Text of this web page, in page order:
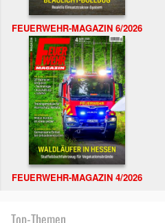
FEUERWEHR-MAGAZIN 6/2026
FEUERWEHR-MAGAZIN 4/2026
Top-Themen